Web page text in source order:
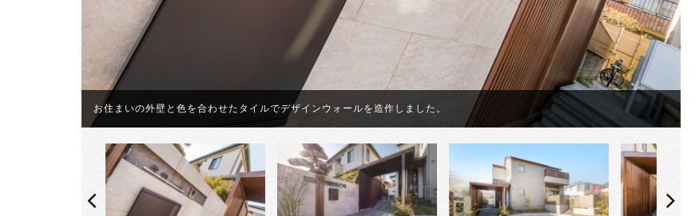
お住まいの外壁と色を合わせたタイルでデザインウォールを造作しました。